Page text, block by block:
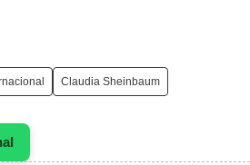
Claudia Sheinbaum